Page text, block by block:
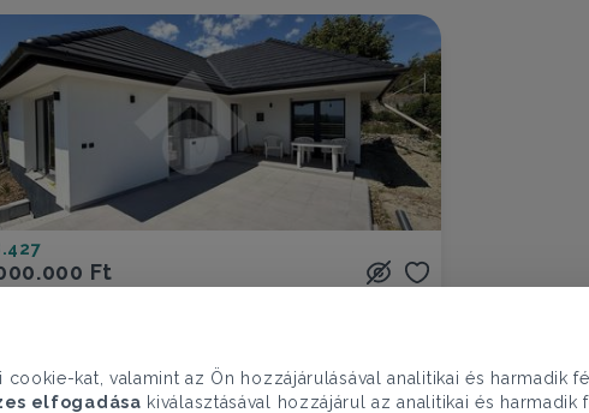
Ft
Almás utca
szoba 78 nm 3 szoba
kat, valamint az Ön hozzájárulásával analitikai és harmadik
elfogadása kiválasztásával hozzájárul az analitikai és